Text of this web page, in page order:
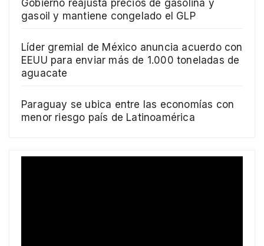
Gobierno reajusta precios de gasolina y
gasoil y mantiene congelado el GLP
Líder gremial de México anuncia acuerdo con
EEUU para enviar más de 1.000 toneladas de
aguacate
Paraguay se ubica entre las economías con
menor riesgo país de Latinoamérica